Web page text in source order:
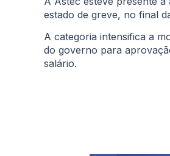
estado de greve, no final
A categoria intensifica a
do governo para
salário.